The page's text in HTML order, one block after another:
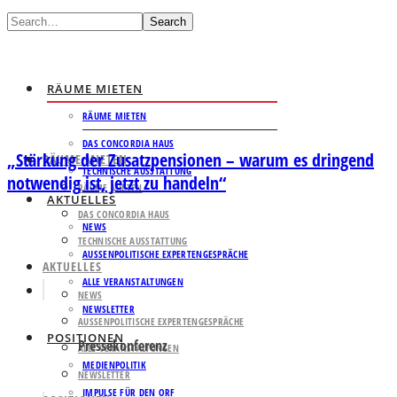
Search
RÄUME MIETEN
RÄUME MIETEN
DAS CONCORDIA HAUS
TECHNISCHE AUSSTATTUNG
AKTUELLES
NEWS
AUSSENPOLITISCHE EXPERTENGESPRÄCHE
ALLE VERANSTALTUNGEN
NEWSLETTER
POSITIONEN
MEDIENPOLITIK
IMPULSE FÜR DEN ORF
RÄUME MIETEN
RÄUME MIETEN
DAS CONCORDIA HAUS
TECHNISCHE AUSSTATTUNG
AKTUELLES
NEWS
AUSSENPOLITISCHE EXPERTENGESPRÄCHE
ALLE VERANSTALTUNGEN
NEWSLETTER
„Stärkung der Zusatzpensionen – warum es dringend
notwendig ist, jetzt zu handeln“
Pressekonferenz